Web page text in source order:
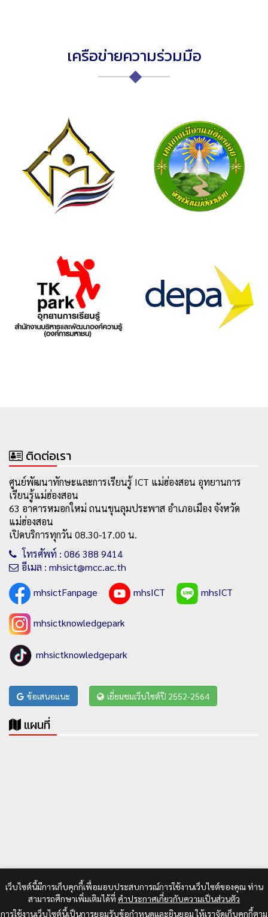
เครือข่ายความร่วมมือ
ติดต่อเรา
ศูนย์พัฒนาทักษะและการเรียนรู้ ICT แม่ฮ่องสอน อุทยานการ
เรียนรู้แม่ฮ่องสอน
63 อาคารหมอกใหม่ ถนนขุนลุมประพาส อำเภอเมือง จังหวัด
แม่ฮ่องสอน
เปิดบริการทุกวัน 08.30-17.00 น.
โทรศัพท์ : 086 388 9414
อีเมล : mhsict@mcc.ac.th
mhsictFanpage
mhsICT mhsICT
mhsictknowledgepark
mhsictknowledgepark
ข้อเสนอแนะ เยี่ยมชมเว็บไซต์ปี 2552-2564
แผนที่
เว็บไซต์นี้มีการเก็บคุกกี้เพื่อมอบประสบการณ์การใช้งานเว็บไซต์ของคุณ ท่าน
สามารถศึกษาเพิ่มเติมได้ที่ คำประกาศเกี่ยวกับความเป็นส่วนตัว
การใช้งานเว็บไซต์นี้เป็นการยอมรับข้อกำหนดและยินยอม ให้เราจัดเก็บคุกกี้ตาม